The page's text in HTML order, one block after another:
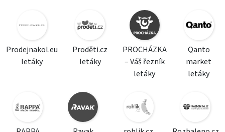
Prodejnakol.eu
letáky
Proděti.cz
letáky
PROCHÁZKA
– Váš řezník
letáky
Qanto
market
letáky